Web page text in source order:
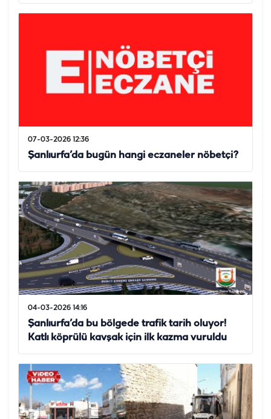
07-03-2026 12:36
Şanlıurfa’da bugün hangi eczaneler nöbetçi?
04-03-2026 14:16
Şanlıurfa’da bu bölgede trafik tarih oluyor!
Katlı köprülü kavşak için ilk kazma vuruldu